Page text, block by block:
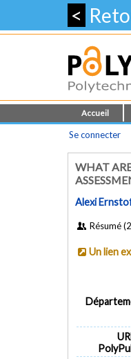
<
Accueil
Se connecter
WHAT
Alexi
Résumé
Un lien